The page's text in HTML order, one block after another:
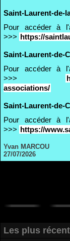
Saint-Laurent-de-
Pour accéder à
>>> https://
Saint-Laurent-de-
Pour accéder à
>>>
associations/
Saint-Laurent-de-
Pour accéder à
>>> https://
Yvan MARCOU
27/07/2026
Les plus